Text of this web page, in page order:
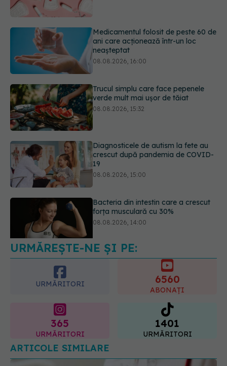
Medicamentul folosit de peste 60 de
ani care acționează într-un loc
neașteptat
08.08.2026, 16:00
Trucul simplu care face pepenele
verde mult mai ușor de tăiat
08.08.2026, 15:32
Diagnosticele de autism la fete au
crescut după pandemia de COVID-
19
08.08.2026, 15:00
Bacteria din intestin care a crescut
forța musculară cu 30%
08.08.2026, 14:00
URMĂREȘTE-NE ȘI PE:
URMĂRITORI 6560
ABONAȚI
365
URMĂRITORI
1401
URMĂRITORI
ARTICOLE SIMILARE